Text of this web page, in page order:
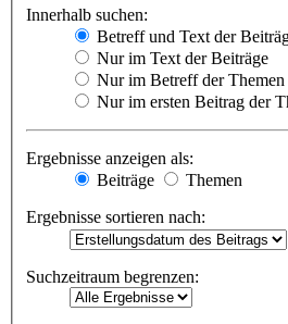
Innerhalb suchen:
Betreff und Text der
Nur im Text der Beiträge
Nur im Betreff der Themen
Nur im ersten Beitrag der
Ergebnisse anzeigen als:
Beiträge
Themen
Ergebnisse sortieren nach:
Suchzeitraum begrenzen: